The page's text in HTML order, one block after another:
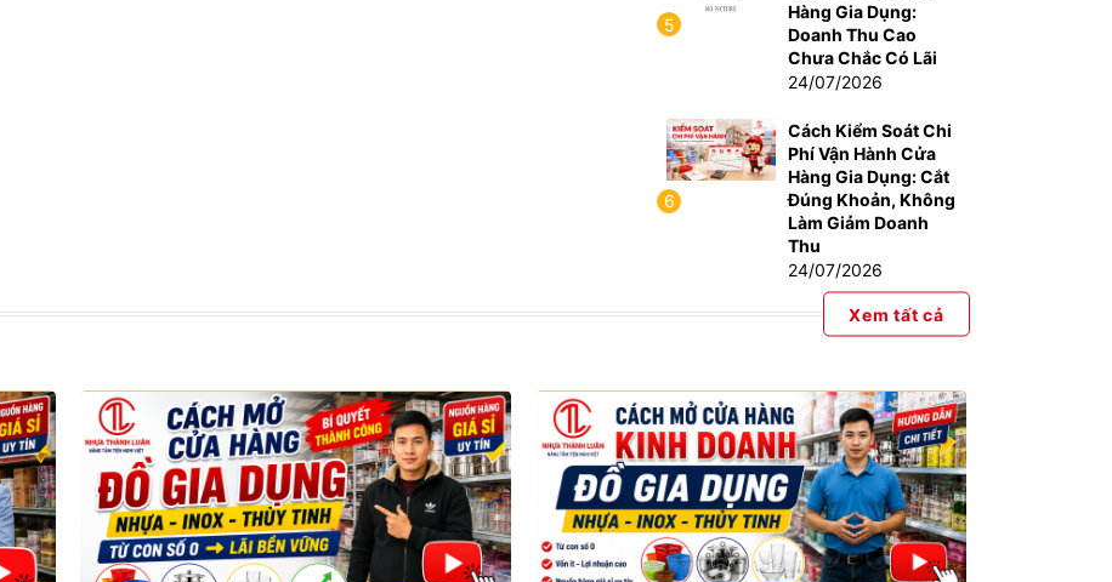
5
Hàng Gia Dụng:
Doanh Thu Cao
Chưa Chắc Có Lãi
24/07/2026
6
Cách Kiểm Soát Chi
Phí Vận Hành Cửa
Hàng Gia Dụng: Cắt
Đúng Khoản, Không
Làm Giảm Doanh
Thu
24/07/2026
Xem tất cả